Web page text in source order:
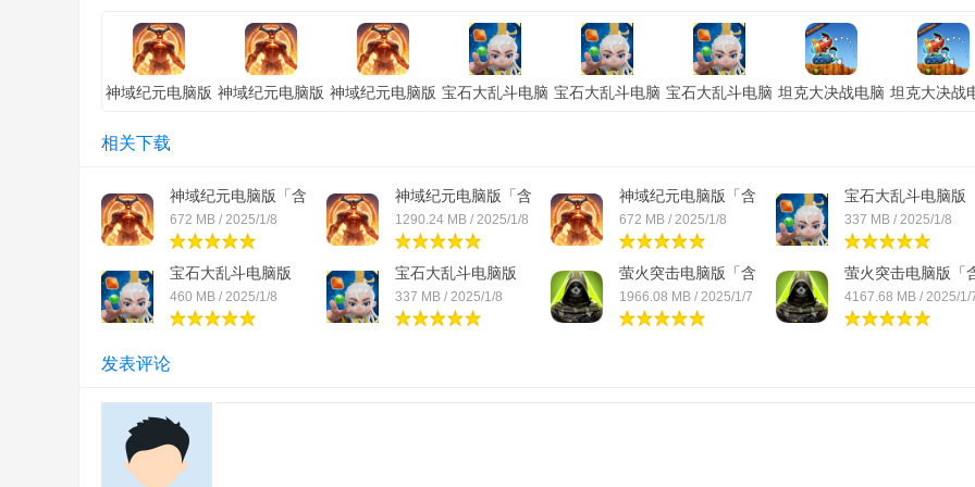
神域纪元电脑版
脑版
神域纪元电脑版 神域纪元电脑版 宝石大乱斗电脑 宝石大乱斗电脑 宝石大乱斗电脑 坦克大决战电脑 坦克大决战
相关下载
神域纪元电脑版「含
模...
672 MB / 2025/1/8
神域纪元电脑版「含
模...
1290.24 MB / 2025/1/8
神域纪元电脑版「含
模...
672 MB / 2025/1/8
宝石大乱斗电脑版
「含...
337 MB / 2025/1/8
宝石大乱斗电脑版
「含...
460 MB / 2025/1/8
宝石大乱斗电脑版
「含...
337 MB / 2025/1/8
萤火突击电脑版「含
模...
1966.08 MB / 2025/1/7
萤火突击电脑版「
模...
4167.68 MB / 2025/1/
发表评论